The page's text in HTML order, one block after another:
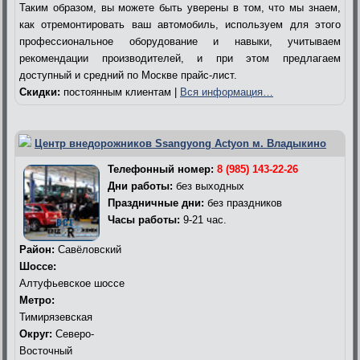
Таким образом, вы можете быть уверены в том, что мы знаем,
как отремонтировать ваш автомобиль, используем для этого
профессиональное оборудование и навыки, учитываем
рекомендации производителей, и при этом предлагаем
доступный и средний по Москве прайс-лист.
Скидки: постоянным клиентам | Вся информация…
Центр внедорожников Ssangyong Actyon м. Владыкино
Телефонный номер: 8 (985) 143-22-26
Дни работы: без выходных
Праздничные дни: без праздников
Часы работы: 9-21 час.
Район: Савёловский
Шоссе:
Алтуфьевское шоссе
Метро:
Тимирязевская
Округ: Северо-
Восточный